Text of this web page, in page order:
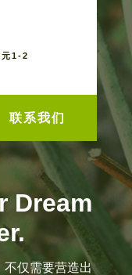
元1-2
联系我们
Dream
不仅需要营造出